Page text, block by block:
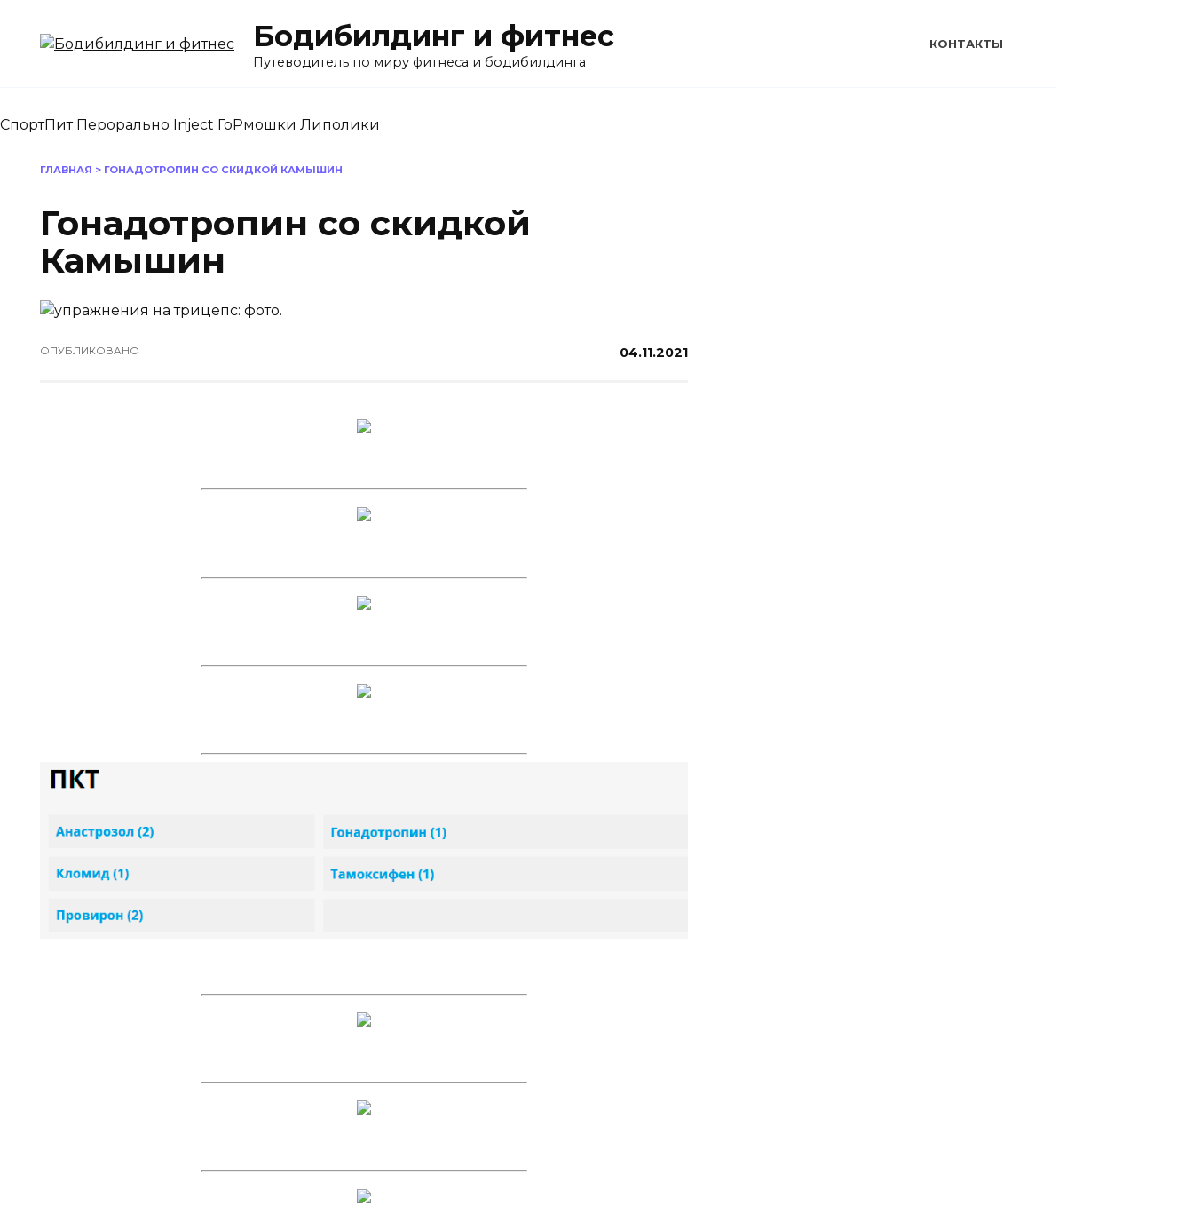
содержанию
Бодибилдинг и фитнес
Путеводитель по миру фитнеса и бодибилдинга
КОНТАКТЫ
СпортПит Перорально Inject ГоРмошки Липолики
ГЛАВНАЯ > ГОНАДОТРОПИН СО СКИДКОЙ КАМЫШИН
Гонадотропин со скидкой
Камышин
ОПУБЛИКОВАНО 04.11.2021